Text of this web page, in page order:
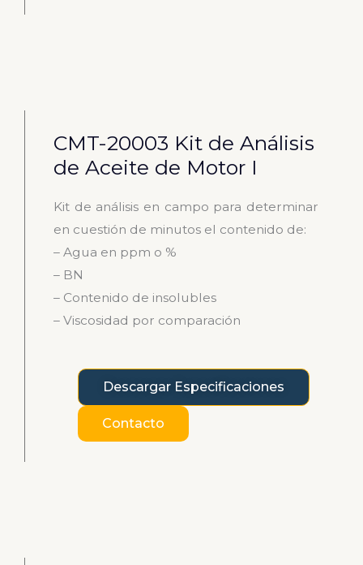
CMT-20003 Kit de Análisis
de Aceite de Motor I
Kit de análisis en campo para determinar
en cuestión de minutos el contenido de:
– Agua en ppm o %
– BN
– Contenido de insolubles
– Viscosidad por comparación
Descargar Especificaciones
Contacto